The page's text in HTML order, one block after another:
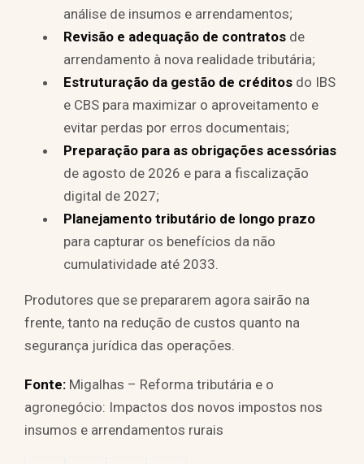
análise de insumos e arrendamentos;
Revisão e adequação de contratos de
arrendamento à nova realidade tributária;
Estruturação da gestão de créditos do IBS
e CBS para maximizar o aproveitamento e
evitar perdas por erros documentais;
Preparação para as obrigações acessórias
de agosto de 2026 e para a fiscalização
digital de 2027;
Planejamento tributário de longo prazo
para capturar os benefícios da não
cumulatividade até 2033.
Produtores que se prepararem agora sairão na
frente, tanto na redução de custos quanto na
segurança jurídica das operações.
Fonte: Migalhas – Reforma tributária e o
agronegócio: Impactos dos novos impostos nos
insumos e arrendamentos rurais